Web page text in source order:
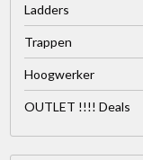
Ladders
Trappen
Hoogwerker
OUTLET !!!! Deals